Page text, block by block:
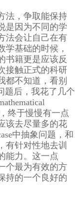
法，争取能保持
是因为不同的学
法会让自己在有
学基础的时候，
书籍更是应该反
接触正式的科研
都不知道，看别
题后，我花了几个
终于慢慢有一点
该去尽量多的花
中抽象问题，和
有针对性地去训
能力。这一点
个最为有效的方
持的一个良好的